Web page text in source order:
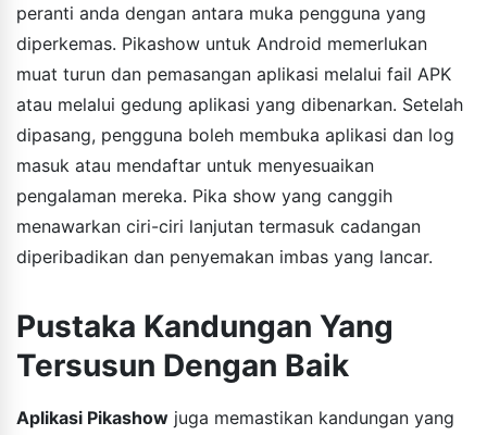
peranti anda dengan antara muka pengguna yang
diperkemas. Pikashow untuk Android memerlukan
muat turun dan pemasangan aplikasi melalui fail APK
atau melalui gedung aplikasi yang dibenarkan. Setelah
dipasang, pengguna boleh membuka aplikasi dan log
masuk atau mendaftar untuk menyesuaikan
pengalaman mereka. Pika show yang canggih
menawarkan ciri-ciri lanjutan termasuk cadangan
diperibadikan dan penyemakan imbas yang lancar.
Pustaka Kandungan Yang
Tersusun Dengan Baik
Aplikasi Pikashow juga memastikan kandungan yang